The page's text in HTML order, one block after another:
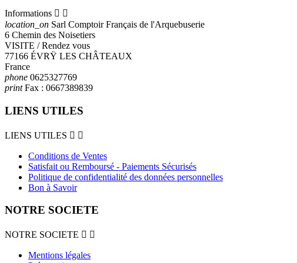
Informations  
location_on Sarl Comptoir Français de l'Arquebuserie
6 Chemin des Noisetiers
VISITE / Rendez vous
77166 ÉVRŸ LES CHÂTEAUX
France
phone 0625327769
printFax : 0667389839
LIENS UTILES
LIENS UTILES  
Conditions de Ventes
Satisfait ou Remboursé - Paiements Sécurisés
Politique de confidentialité des données personnelles
Bon à Savoir
NOTRE SOCIETE
NOTRE SOCIETE  
Mentions légales